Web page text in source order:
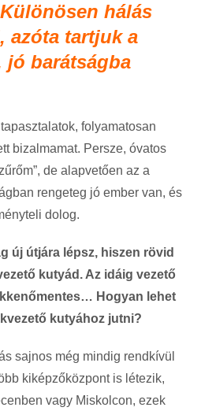
hálás
azóta tartjuk a
jó barátságba
folyamatosan
bizalmamat. Persze, óvatos
de alapvetően az a
rengeteg jó ember van, és
dolog.
új útjára lépsz, hiszen rövid
kutyád. Az idáig vezető
Hogyan lehet
kutyához jutni?
sajnos még mindig rendkívül
kiképzőközpont is létezik,
vagy Miskolcon, ezek